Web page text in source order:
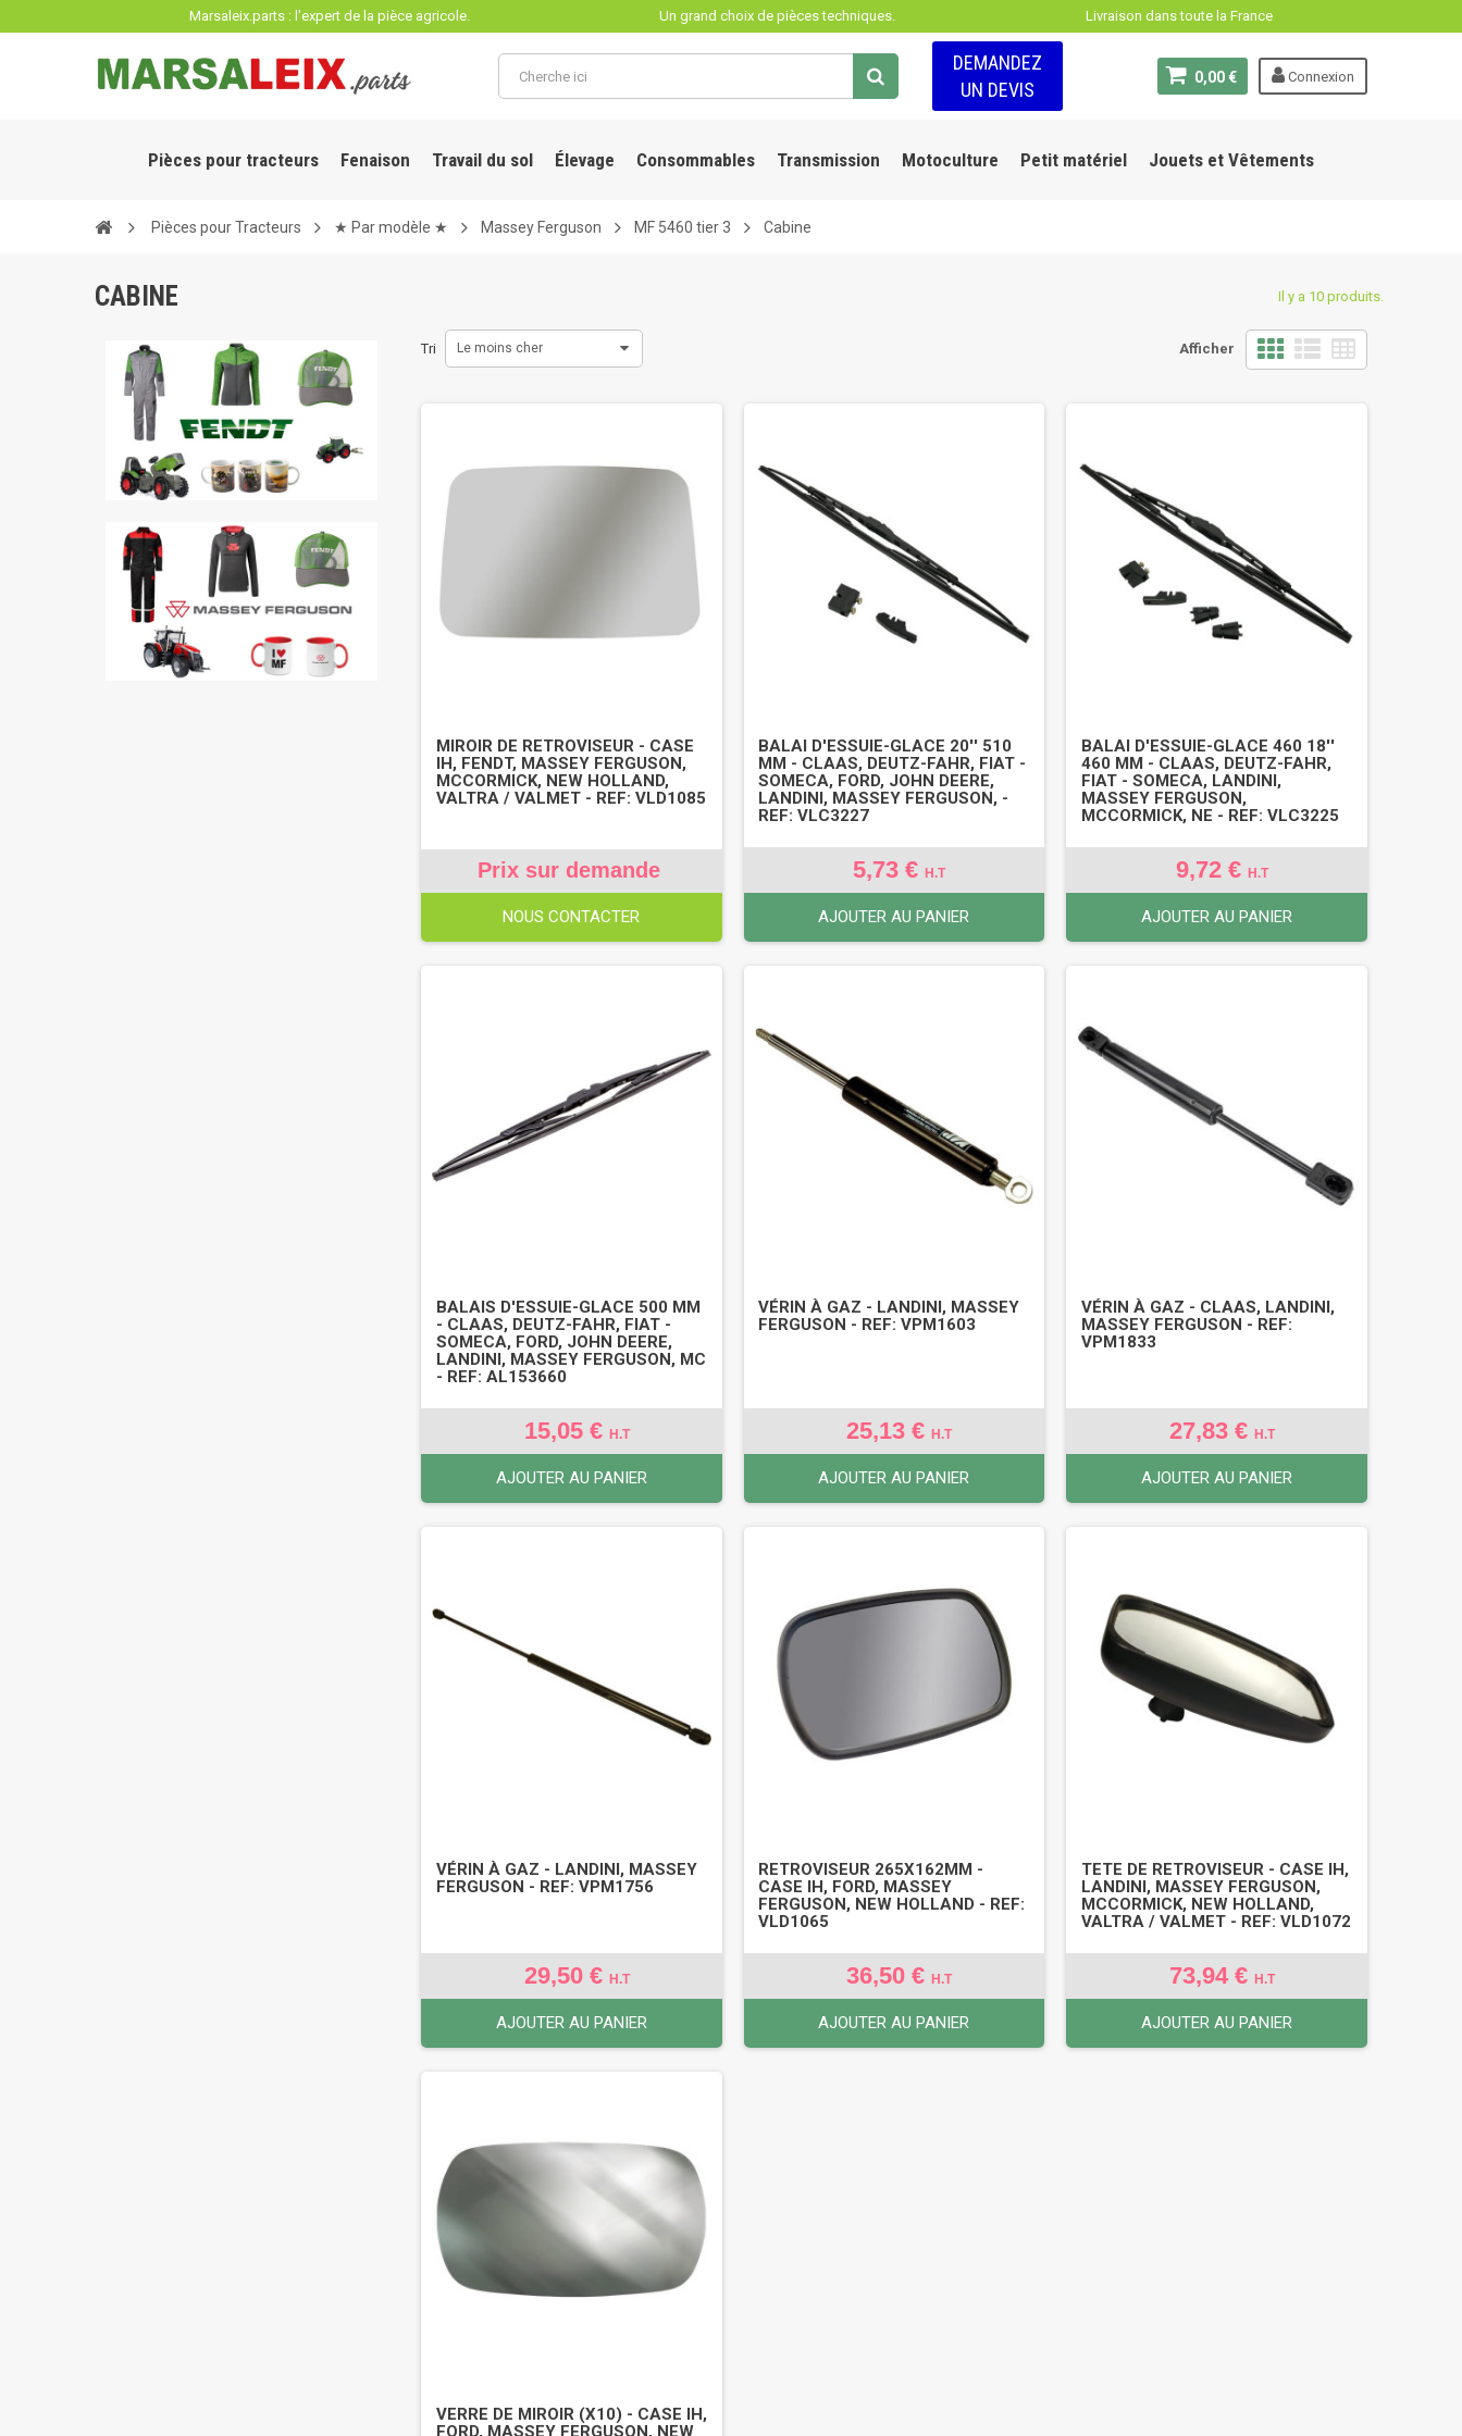
Marsaleix.parts : l'expert de la pièce agricole. Un grand choix de pièces techniques. Livraison dans toute la France
Connexion
0,00 €
DEMANDEZ
UN DEVIS
Pièces pour tracteurs Fenaison Travail du sol Élevage Consommables Transmission Motoculture Petit matériel Jouets et Vêtements
Pièces pour Tracteurs ★ Par modèle ★ Massey Ferguson MF 5460 tier 3 Cabine
CABINE Il y a 10 produits.
Afficher
Tri Le moins cher
MIROIR DE RETROVISEUR - CASE
IH, FENDT, MASSEY FERGUSON,
MCCORMICK, NEW HOLLAND,
VALTRA / VALMET - REF: VLD1085
Prix sur demande
NOUS CONTACTER
BALAI D'ESSUIE-GLACE 20'' 510
MM - CLAAS, DEUTZ-FAHR, FIAT -
SOMECA, FORD, JOHN DEERE,
LANDINI, MASSEY FERGUSON, -
REF: VLC3227
5,73 €H.T
AJOUTER AU PANIER
BALAI D'ESSUIE-GLACE 460 18''
460 MM - CLAAS, DEUTZ-FAHR,
FIAT - SOMECA, LANDINI,
MASSEY FERGUSON,
MCCORMICK, NE - REF: VLC3225
9,72 €H.T
AJOUTER AU PANIER
BALAIS D'ESSUIE-GLACE 500 MM
- CLAAS, DEUTZ-FAHR, FIAT -
SOMECA, FORD, JOHN DEERE,
LANDINI, MASSEY FERGUSON, MC
- REF: AL153660
15,05 € H.T
AJOUTER AU PANIER
VÉRIN À GAZ - LANDINI, MASSEY
FERGUSON - REF: VPM1603
25,13 €H.T
AJOUTER AU PANIER
VÉRIN À GAZ - CLAAS, LANDINI,
MASSEY FERGUSON - REF:
VPM1833
27,83 €H.T
AJOUTER AU PANIER
VÉRIN À GAZ - LANDINI, MASSEY
FERGUSON - REF: VPM1756
29,50 € H.T
AJOUTER AU PANIER
RETROVISEUR 265X162MM -
CASE IH, FORD, MASSEY
FERGUSON, NEW HOLLAND - REF:
VLD1065
36,50 €H.T
AJOUTER AU PANIER
TETE DE RETROVISEUR - CASE IH,
LANDINI, MASSEY FERGUSON,
MCCORMICK, NEW HOLLAND,
VALTRA / VALMET - REF: VLD1072
73,94 €H.T
AJOUTER AU PANIER
VERRE DE MIROIR (X10) - CASE IH,
FORD, MASSEY FERGUSON, NEW
Panneau de gestion des cookies